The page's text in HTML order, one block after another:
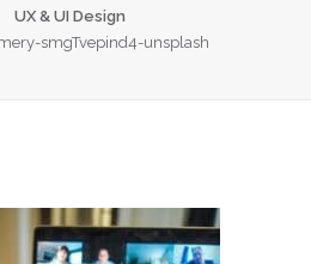
UX & UI Design
smgTvepind4-unsplash